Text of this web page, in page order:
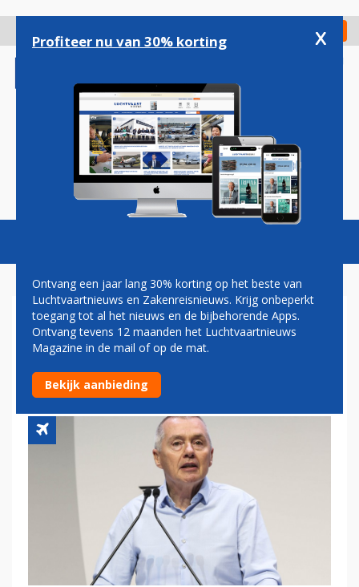
gaan
Check in
Magazine Podcasts Vacatures
INTERNATIONALE
LUCHTVAART BIJNA OP HET
OUDE NIVEAU
Profiteer nu van 30% korting x
Ontvang een jaar lang 30% korting op het beste van
Luchtvaartnieuws en Zakenreisnieuws. Krijg onbeperkt
toegang tot al het nieuws en de bijbehorende Apps.
Ontvang tevens 12 maanden het Luchtvaartnieuws
Magazine in de mail of op de mat.
Bekijk aanbieding